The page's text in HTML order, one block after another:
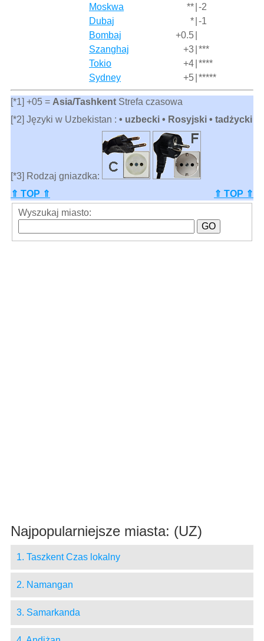
Moskwa
** -2
Dubaj
* -1
Bombaj
+0.5
Szanghaj
+3 ***
Tokio
+4 ****
Sydney
+5 *****
[*1] +05 = Asia/TashkentStrefa czasowa
[*2] Języki w Uzbekistan : • uzbecki • Rosyjski • tadżycki
[*3] Rodzaj gniazdka:
⇑ TOP ⇑
⇑ TOP ⇑
Wyszukaj miasto:
Najpopularniejsze miasta: (UZ)
1. Taszkent Czas lokalny
2. Namangan
3. Samarkanda